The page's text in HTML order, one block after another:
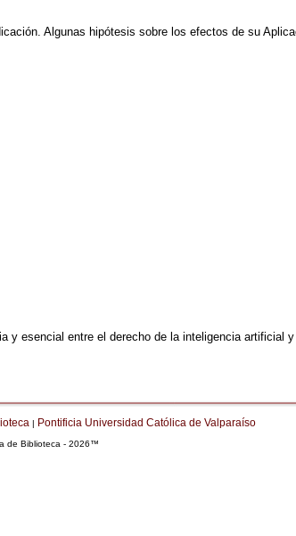
Algunas hipótesis sobre los efectos de su
esencial entre el derecho de la inteligencia artificial
| Pontificia Universidad Católica de Valparaíso
de Biblioteca - 2026™